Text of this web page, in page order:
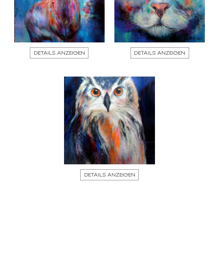
DETAILS ANZEIGEN DETAILS ANZEIGEN
DETAILS ANZEIGEN